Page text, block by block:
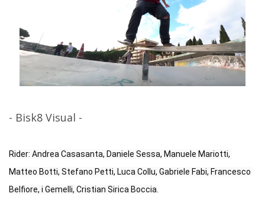
- Bisk8 Visual -
Rider: Andrea Casasanta, Daniele Sessa, Manuele Mariotti,
Matteo Botti, Stefano Petti, Luca Collu, Gabriele Fabi, Francesco
Belfiore, i Gemelli, Cristian Sirica Boccia.